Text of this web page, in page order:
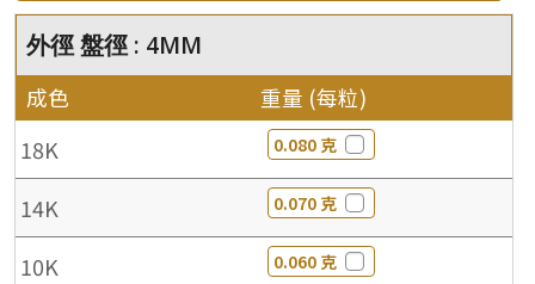
外徑 盤徑 : 4MM
成色 重量 (每粒)
18K 0.080 克
14K 0.070 克
10K 0.060 克